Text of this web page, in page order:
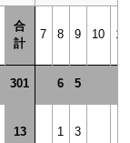
合
計
7 8 9 10 11
301 6 5
13 1 3